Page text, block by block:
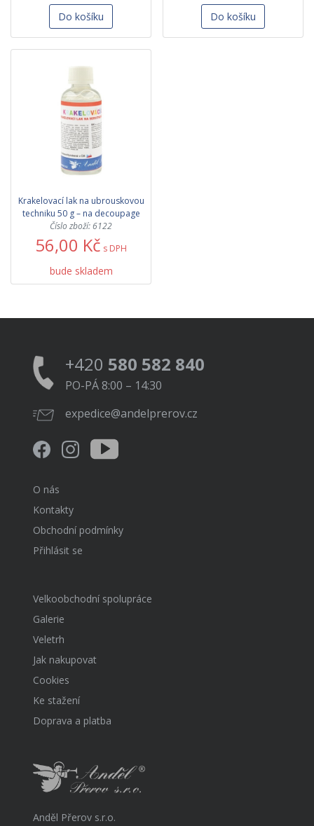
Do košíku Do košíku
Krakelovací lak na ubrouskovou
techniku 50 g – na decoupage
Číslo zboží: 6122
56,00 Kč s DPH
bude skladem
+420 580 582 840
PO-PÁ 8:00 – 14:30
expedice@andelprerov.cz
O nás
Kontakty
Obchodní podmínky
Přihlásit se
Velkoobchodní spolupráce
Galerie
Veletrh
Jak nakupovat
Cookies
Ke stažení
Doprava a platba
Anděl Přerov s.r.o.